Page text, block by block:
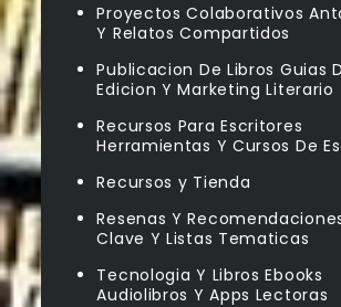
Proyectos Colaborativos
Y Relatos Compartidos
Publicacion De Libros Guias
Edicion Y Marketing Literario
Recursos Para Escritores
Herramientas Y Cursos De
Recursos y Tienda
Resenas Y
Clave Y Listas Tematicas
Tecnologia Y Libros Ebooks
Audiolibros Y Apps Lectoras